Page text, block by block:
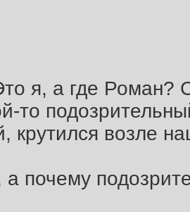
я, а где Роман?
то
крутился возле
а почему